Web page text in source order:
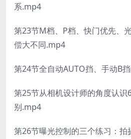
系.mp4
第23节M档、P档、快门优先、
偿大不同.mp4
第24节全自动AUTO挡、手动B
第25节从相机设计师的角度认识
别.mp4
第26节曝光控制的三个练习：拍